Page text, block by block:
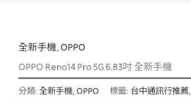
全新手機, OPPO
OPPO Reno14 Pro 5G 6.83吋 全新手機
分類: 全新手機, OPPO 標籤: 台中通訊行推薦,